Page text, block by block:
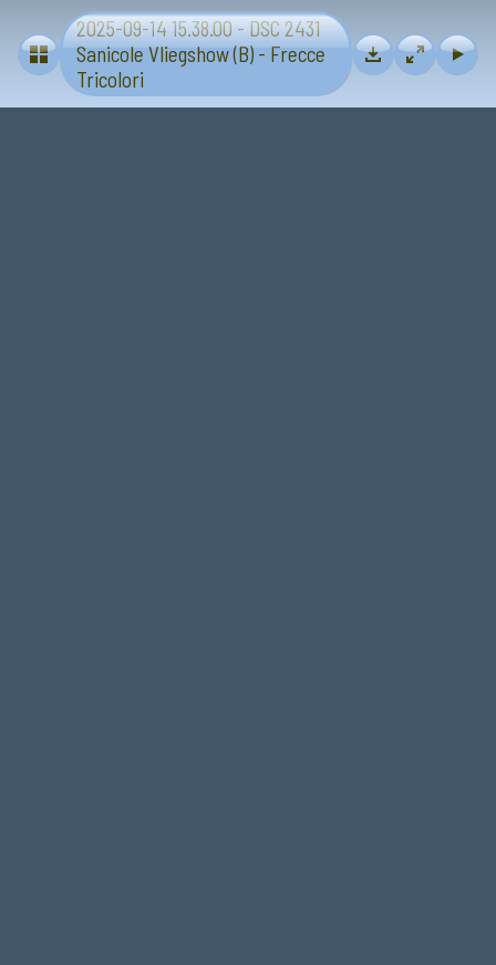
Vliegtuigen - Sanicole (B) 13 en 14 september 2025
2025-09-14 15.38.00 - DSC 2431
Sanicole Vliegshow (B) - Frecce
Tricolori